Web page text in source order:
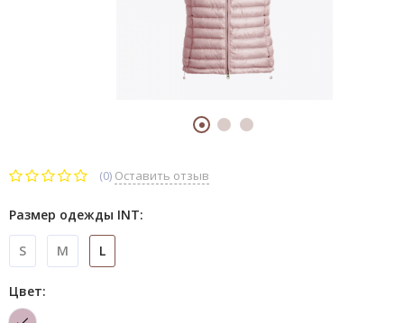
(0) Оставить отзыв
Размер одежды INT:
S M L
Цвет: